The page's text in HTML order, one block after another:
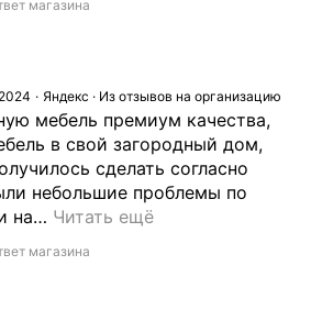
магазина
Яндекс · Из отзывов на организацию
мебель премиум качества,
в свой загородный дом,
сделать согласно
небольшие проблемы по
на… Читать ещё
магазина